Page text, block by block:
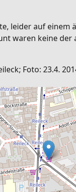
leider auf
waren keine
Foto: 23.4.